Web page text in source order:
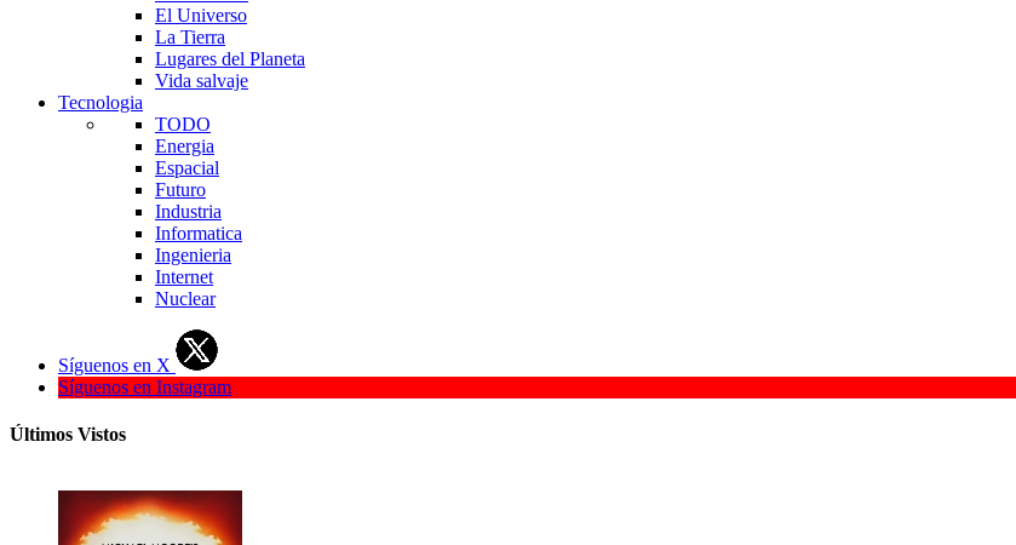
El Universo
La Tierra
Lugares del Planeta
Vida salvaje
Tecnologia
TODO
Energia
Espacial
Futuro
Industria
Informatica
Ingenieria
Internet
Nuclear
Síguenos en X
Síguenos en Instagram
Últimos Vistos